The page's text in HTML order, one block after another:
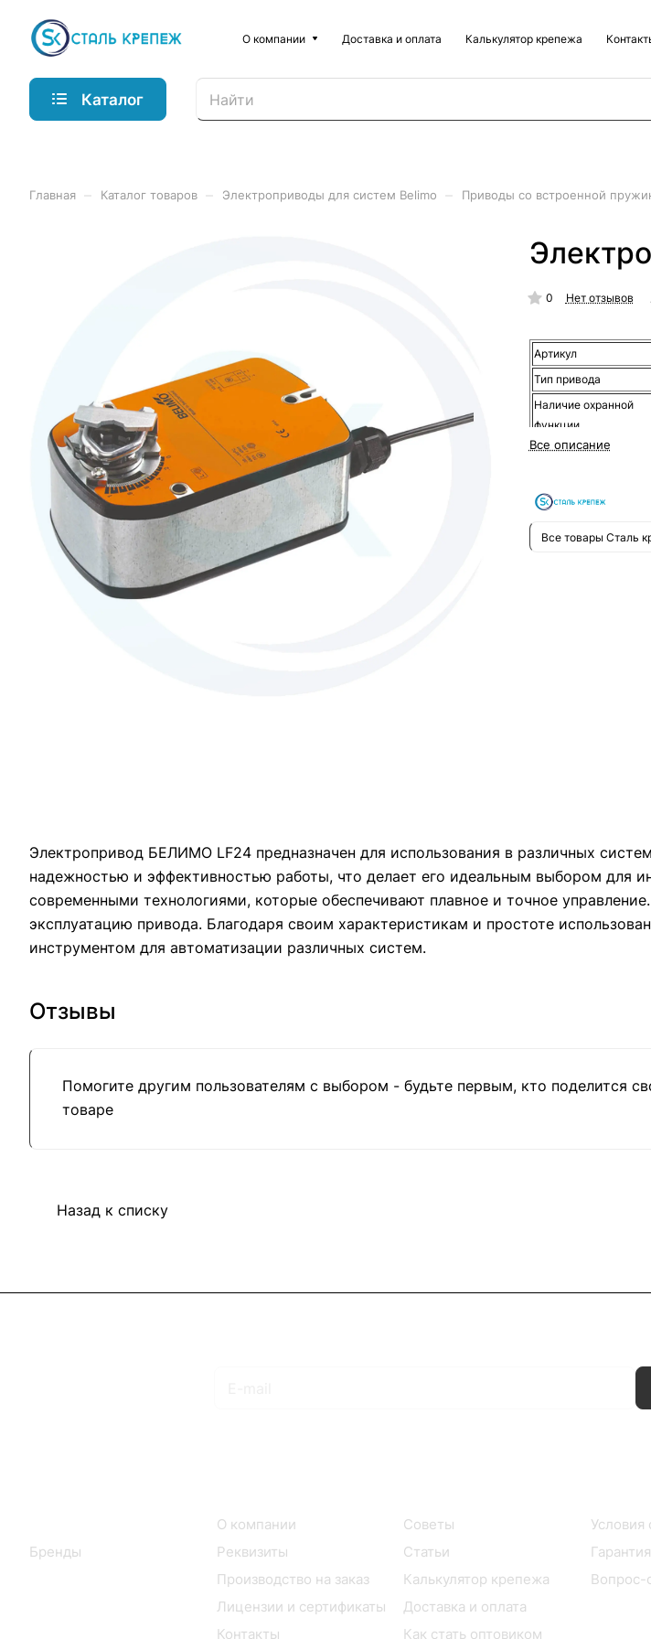
О компании Доставка и оплата Калькулятор крепежа
Каталог
Главная Каталог товаров Электроприводы для систем Belimo Приводы со встроенной
0 Нет отзывов
Артикул
Тип привода
Наличие охранной
функции
Крутящий момент/
Вспомогательный
Площадь заслонки ≈
Все описание
Все товары Сталь
Электропривод БЕЛИМО LF24 предназначен для использования в различных
надежностью и эффективностью работы, что делает его идеальным выбором для
современными технологиями, которые обеспечивают плавное и точное
эксплуатацию привода. Благодаря своим характеристикам и простоте
инструментом для автоматизации различных систем.
Отзывы
Помогите другим пользователям с выбором - будьте первым, кто поделится
товаре
Назад к списку
Бренды
О компании
Реквизиты
Производство на заказ
Лицензии и сертификаты
Контакты
Советы
Статьи
Калькулятор крепежа
Доставка и оплата
Как стать оптовиком
Условия
Вопрос-